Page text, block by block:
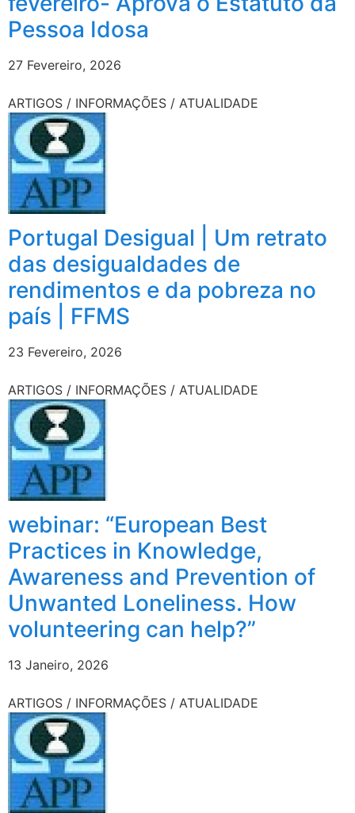
Pessoa Idosa
27 Fevereiro, 2026
ARTIGOS / INFORMAÇÕES / ATUALIDADE
Portugal Desigual | Um retrato
das desigualdades de
rendimentos e da pobreza no
país | FFMS
23 Fevereiro, 2026
ARTIGOS / INFORMAÇÕES / ATUALIDADE
webinar: “European Best
Practices in Knowledge,
Awareness and Prevention of
Unwanted Loneliness. How
volunteering can help?”
13 Janeiro, 2026
ARTIGOS / INFORMAÇÕES / ATUALIDADE